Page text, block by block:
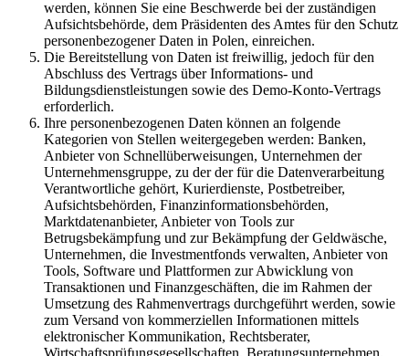
werden, können Sie eine Beschwerde bei der zuständigen
Aufsichtsbehörde, dem Präsidenten des Amtes für den Schutz
personenbezogener Daten in Polen, einreichen.
Die Bereitstellung von Daten ist freiwillig, jedoch für den
Abschluss des Vertrags über Informations- und
Bildungsdienstleistungen sowie des Demo-Konto-Vertrags
erforderlich.
Ihre personenbezogenen Daten können an folgende
Kategorien von Stellen weitergegeben werden: Banken,
Anbieter von Schnellüberweisungen, Unternehmen der
Unternehmensgruppe, zu der der für die Datenverarbeitung
Verantwortliche gehört, Kurierdienste, Postbetreiber,
Aufsichtsbehörden, Finanzinformationsbehörden,
Marktdatenanbieter, Anbieter von Tools zur
Betrugsbekämpfung und zur Bekämpfung der Geldwäsche,
Unternehmen, die Investmentfonds verwalten, Anbieter von
Tools, Software und Plattformen zur Abwicklung von
Transaktionen und Finanzgeschäften, die im Rahmen der
Umsetzung des Rahmenvertrags durchgeführt werden, sowie
zum Versand von kommerziellen Informationen mittels
elektronischer Kommunikation, Rechtsberater,
Wirtschaftsprüfungsgesellschaften, Beratungsunternehmen,